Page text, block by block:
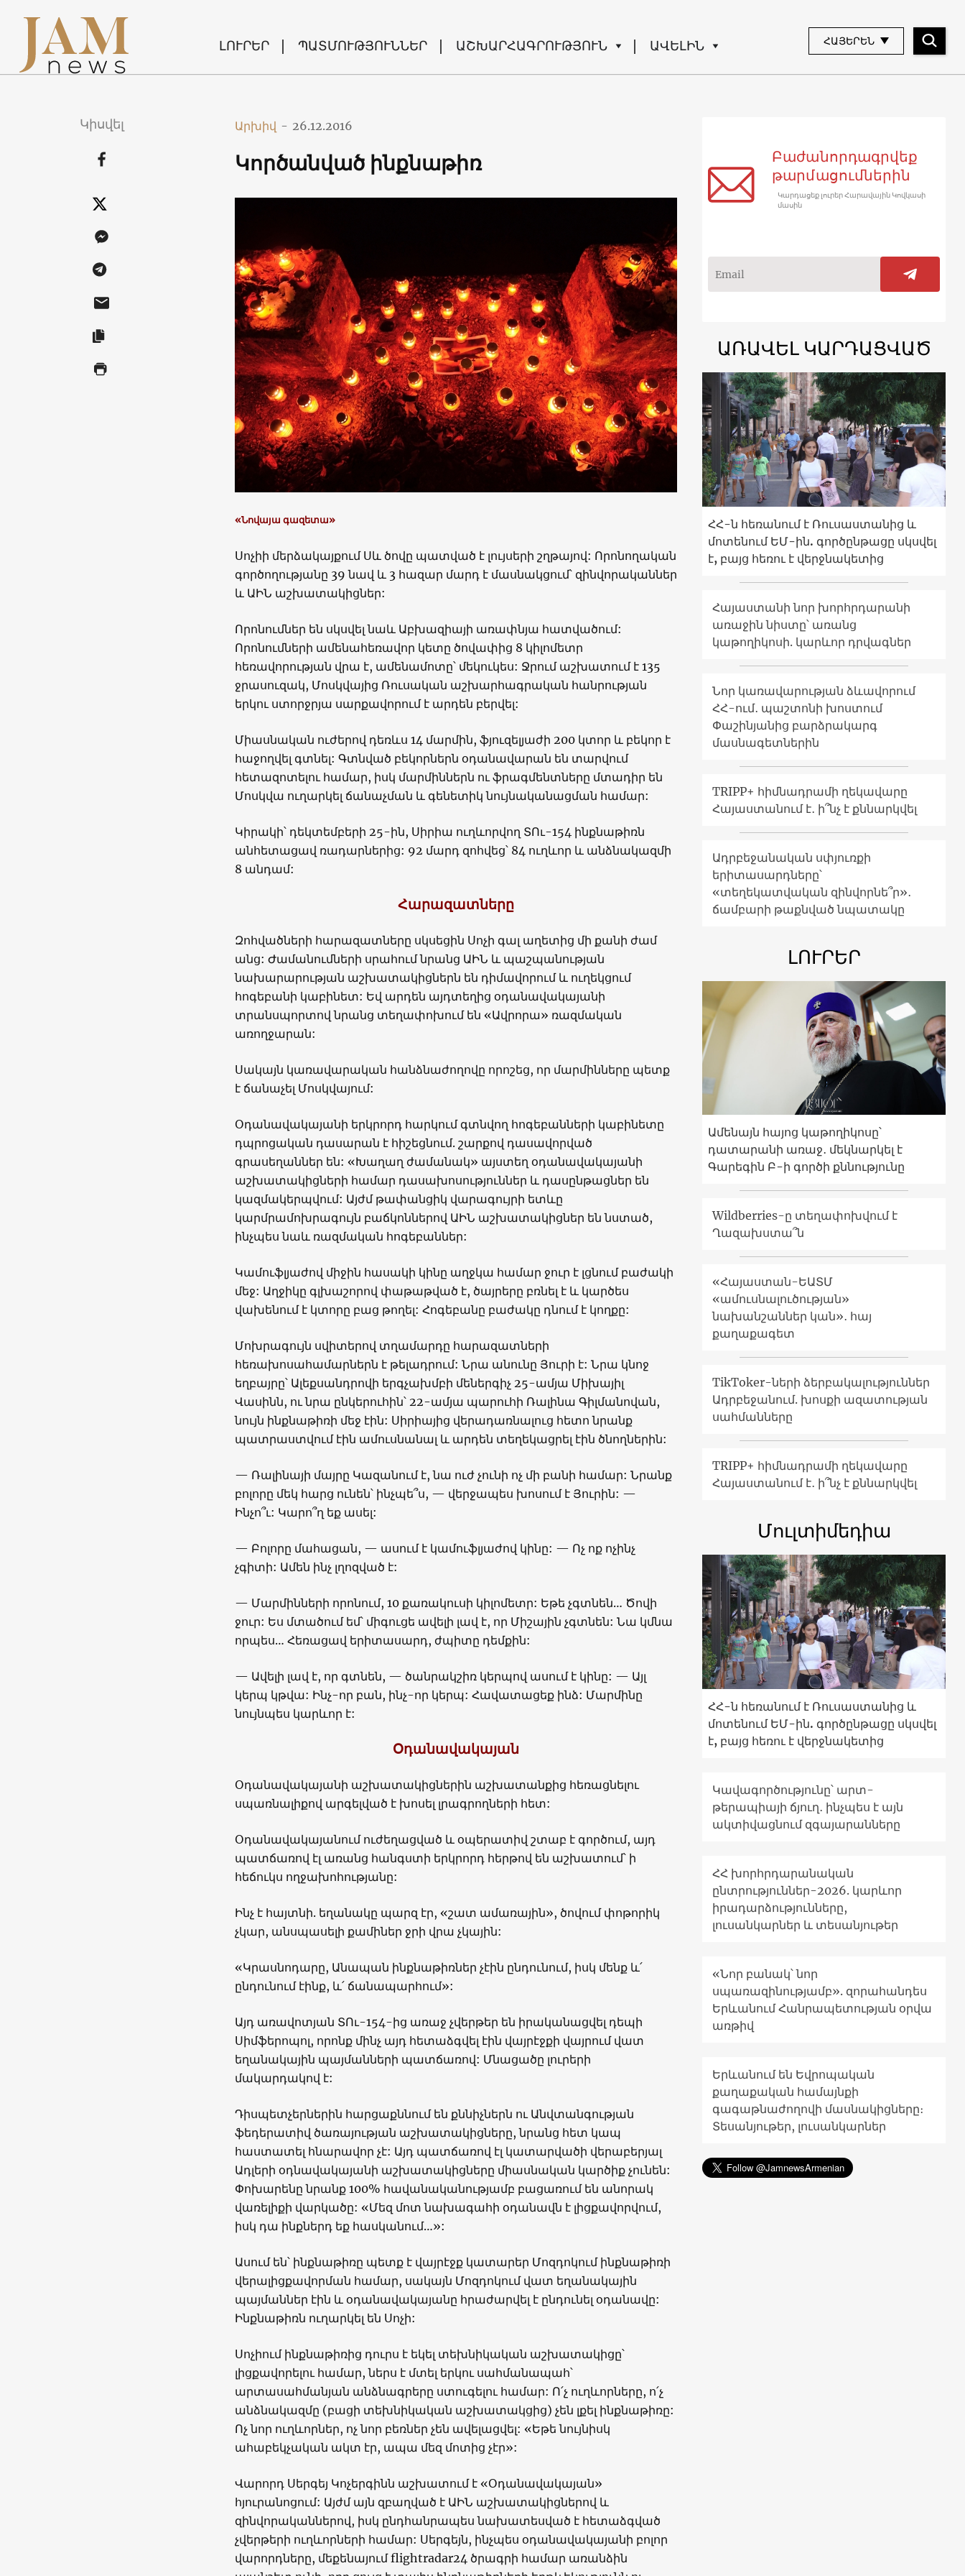
ԼՈՒՐԵՐ ՊԱՏՄՈՒԹՅՈՒՆՆԵՐ ԱՇԽԱՐՀԱԳՐՈՒԹՅՈՒՆ ԱՎԵԼԻՆ ՀԱՅԵՐԵՆ
Կիսվել Արխիվ - 26.12.2016
Կործանված ինքնաթիռ
«Նովայա գազետա»
Սոչիի մերձակայքում Սև ծովը պատված է լույսերի շղթայով: Որոնողական
գործողությանը 39 նավ և 3 հազար մարդ է մասնակցում՝ զինվորականներ
և ԱԻՆ աշխատակիցներ:
Որոնումներ են սկսվել նաև Աբխազիայի առափնյա հատվածում:
Որոնումների ամենահեռավոր կետը ծովափից 8 կիլոմետր
հեռավորության վրա է, ամենամոտը՝ մեկուկես: Ջրում աշխատում է 135
ջրասուզակ, Մոսկվայից Ռուսական աշխարհագրական հանրության
երկու ստորջրյա սարքավորում է արդեն բերվել:
Միասնական ուժերով դեռևս 14 մարմին, ֆյուզելյաժի 200 կտոր և բեկոր է
հաջողվել գտնել: Գտնված բեկորներն օդանավարան են տարվում
հետազոտելու համար, իսկ մարմիններն ու ֆրագմենտները մտադիր են
Մոսկվա ուղարկել ճանաչման և գենետիկ նույնականացման համար:
Կիրակի՝ դեկտեմբերի 25-ին, Սիրիա ուղևորվող ՏՈւ-154 ինքնաթիռն
անհետացավ ռադարներից: 92 մարդ զոհվեց՝ 84 ուղևոր և անձնակազմի
8 անդամ:
Հարազատները
Զոհվածների հարազատները սկսեցին Սոչի գալ աղետից մի քանի ժամ
անց: Ժամանումների սրահում նրանց ԱԻՆ և պաշպանության
նախարարության աշխատակիցներն են դիմավորում և ուղեկցում
հոգեբանի կաբինետ: Եվ արդեն այդտեղից օդանավակայանի
տրանսպորտով նրանց տեղափոխում են «Ավրորա» ռազմական
առողջարան:
Սակայն կառավարական հանձնաժողովը որոշեց, որ մարմինները պետք
է ճանաչել Մոսկվայում:
Օդանավակայանի երկրորդ հարկում գտնվող հոգեբանների կաբինետը
դպրոցական դասարան է հիշեցնում. շարքով դասավորված
գրասեղաններ են: «Խաղաղ ժամանակ» այստեղ օդանավակայանի
աշխատակիցների համար դասախոսություններ և դասընթացներ են
կազմակերպվում: Այժմ թափանցիկ վարագույրի ետևը
կարմրամոխրագույն բաճկոններով ԱԻՆ աշխատակիցներ են նստած,
ինչպես նաև ռազմական հոգեբաններ:
Կամուֆլյաժով միջին հասակի կինը աղջկա համար ջուր է լցնում բաժակի
մեջ: Աղջիկը գլխաշորով փաթաթված է, ծայրերը բռնել է և կարծես
վախենում է կտորը բաց թողել: Հոգեբանը բաժակը դնում է կողքը:
Մոխրագույն սվիտերով տղամարդը հարազատների
հեռախոսահամարներն է թելադրում: Նրա անունը Յուրի է: Նրա կնոջ
եղբայրը՝ Ալեքսանդրովի երգչախմբի մեներգիչ 25-ամյա Միխայիլ
Վասինն, ու նրա ընկերուհին՝ 22-ամյա պարուհի Ռալինա Գիլմանովան,
նույն ինքնաթիռի մեջ էին: Սիրիայից վերադառնալուց հետո նրանք
պատրաստվում էին ամուսնանալ և արդեն տեղեկացրել էին ծնողներին:
— Ռալինայի մայրը Կազանում է, նա ուժ չունի ոչ մի բանի համար: Նրանք
բոլորը մեկ հարց ունեն՝ ինչպե՞ս, — վերջապես խոսում է Յուրին: —
Ինչո՞ւ: Կարո՞ղ եք ասել:
— Բոլորը մահացան, — ասում է կամուֆլյաժով կինը: — Ոչ ոք ոչինչ
չգիտի: Ամեն ինչ լղոզված է:
— Մարմինների որոնում, 10 քառակուսի կիլոմետր: Եթե չգտնեն… Ծովի
ջուր: Ես մտածում եմ՝ միգուցե ավելի լավ է, որ Միշային չգտնեն: Նա կմնա
որպես… Հեռացավ երիտասարդ, ժպիտը դեմքին:
— Ավելի լավ է, որ գտնեն, — ծանրակշիռ կերպով ասում է կինը: — Այլ
կերպ կթվա: Ինչ-որ բան, ինչ-որ կերպ: Հավատացեք ինձ: Մարմինը
նույնպես կարևոր է:
Օդանավակայան
Օդանավակայանի աշխատակիցներին աշխատանքից հեռացնելու
սպառնալիքով արգելված է խոսել լրագրողների հետ:
Օդանավակայանում ուժեղացված և օպերատիվ շտաբ է գործում, այդ
պատճառով էլ առանց հանգստի երկրորդ հերթով են աշխատում՝ ի
հեճուկս ողջախոհությանը:
Ինչ է հայտնի. եղանակը պարզ էր, «շատ ամառային», ծովում փոթորիկ
չկար, անսպասելի քամիներ ջրի վրա չկային:
«Կրասնոդարը, Անապան ինքնաթիռներ չէին ընդունում, իսկ մենք և՛
ընդունում էինք, և՛ ճանապարհում»:
Այդ առավոտյան ՏՈւ-154-ից առաջ չվերթեր են իրականացվել դեպի
Սիմֆերոպոլ, որոնք մինչ այդ հետաձգվել էին վայրէջքի վայրում վատ
եղանակային պայմանների պատճառով: Մնացածը լուրերի
մակարդակով է:
Դիսպետչերներին հարցաքննում են քննիչներն ու Անվտանգության
ֆեդերատիվ ծառայության աշխատակիցները, նրանց հետ կապ
հաստատել հնարավոր չէ: Այդ պատճառով էլ կատարվածի վերաբերյալ
Ադլերի օդնավակայանի աշխատակիցները միասնական կարծիք չունեն:
Փոխարենը նրանք 100% հավանականությամբ բացառում են անորակ
վառելիքի վարկածը: «Մեզ մոտ նախագահի օդանավն է լիցքավորվում,
իսկ դա ինքներդ եք հասկանում…»:
Ասում են՝ ինքնաթիռը պետք է վայրէջք կատարեր Մոզդոկում ինքնաթիռի
վերալիցքավորման համար, սակայն Մոզդոկում վատ եղանակային
պայմաններ էին և օդանավակայանը հրաժարվել է ընդունել օդանավը:
Ինքնաթիռն ուղարկել են Սոչի:
Սոչիում ինքնաթիռից դուրս է եկել տեխնիկական աշխատակիցը՝
լիցքավորելու համար, ներս է մտել երկու սահմանապահ՝
արտասահմանյան անձնագրերը ստուգելու համար: Ո՛չ ուղևորները, ո՛չ
անձնակազմը (բացի տեխնիկական աշխատակցից) չեն լքել ինքնաթիռը:
Ոչ նոր ուղևորներ, ոչ նոր բեռներ չեն ավելացվել: «Եթե նույնիսկ
ահաբեկչական ակտ էր, ապա մեզ մոտից չէր»:
Վարորդ Սերգեյ Կոչերգինն աշխատում է «Օդանավակայան»
հյուրանոցում: Այժմ այն զբաղված է ԱԻՆ աշխատակիցներով և
զինվորականներով, իսկ ընդհանրապես նախատեսված է հետաձգված
չվերթերի ուղևորների համար: Սերգեյն, ինչպես օդանավակայանի բոլոր
վարորդները, մեքենայում flightradar24 ծրագրի համար առանձին
Բաժանորդագրվեք
թարմացումներին
Կարդացեք լուրեր Հարավային Կովկասի
մասին
ԱՌԱՎԵԼ ԿԱՐԴԱՑՎԱԾ
ՀՀ-ն հեռանում է Ռուսաստանից և
մոտենում ԵՄ-ին. գործընթացը սկսվել
է, բայց հեռու է վերջնակետից
Հայաստանի նոր խորհրդարանի
առաջին նիստը՝ առանց
կաթողիկոսի. կարևոր դրվագներ
Նոր կառավարության ձևավորում
ՀՀ-ում․ պաշտոնի խոստում
Փաշինյանից բարձրակարգ
մասնագետներին
TRIPP+ հիմնադրամի ղեկավարը
Հայաստանում է․ ի՞նչ է քննարկվել
Ադրբեջանական սփյուռքի
երիտասարդները՝
«տեղեկատվական զինվորնե՞ր»․
ճամբարի թաքնված նպատակը
ԼՈՒՐԵՐ
Ամենայն հայոց կաթողիկոսը՝
դատարանի առաջ․ մեկնարկել է
Գարեգին Բ-ի գործի քննությունը
Wildberries-ը տեղափոխվում է
Ղազախստա՞ն
«Հայաստան-ԵԱՏՄ
«ամուսնալուծության»
նախանշաններ կան»․ հայ
քաղաքագետ
TikToker-ների ձերբակալություններ
Ադրբեջանում. խոսքի ազատության
սահմանները
TRIPP+ հիմնադրամի ղեկավարը
Հայաստանում է․ ի՞նչ է քննարկվել
Մուլտիմեդիա
ՀՀ-ն հեռանում է Ռուսաստանից և
մոտենում ԵՄ-ին. գործընթացը սկսվել
է, բայց հեռու է վերջնակետից
Կավագործությունը՝ արտ-
թերապիայի ճյուղ․ ինչպես է այն
ակտիվացնում զգայարանները
ՀՀ խորհրդարանական
ընտրություններ-2026. կարևոր
իրադարձությունները,
լուսանկարներ և տեսանյութեր
«Նոր բանակ՝ նոր
սպառազինությամբ». զորահանդես
Երևանում Հանրապետության օրվա
առթիվ
Երևանում են Եվրոպական
քաղաքական համայնքի
գագաթնաժողովի մասնակիցները։
Տեսանյութեր, լուսանկարներ